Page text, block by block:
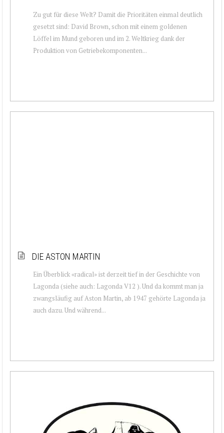
Zu gut für diese Welt? Damit die Prioritäten einmal deutlich
gesetzt sind: David Brown, schon mit einem goldenen
Löffel im Mund geboren und im 2. Weltkrieg dank der
Produktion von Getriebekomponenten...
DIE ASTON MARTIN
Ein Überblick «radical» ist derzeit tief in der Geschichte von
Lagonda (siehe auch: Lagonda V12 ). Und da kommt man ja
zwangsläufig auf Aston Martin, ab 1947 gehörte Lagonda ja
auch dazu. Und während...